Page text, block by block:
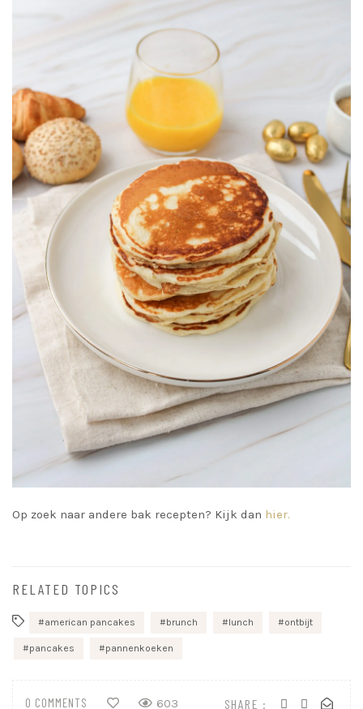
Op zoek naar andere bak recepten? Kijk dan hier.
RELATED TOPICS
american pancakes brunch lunch ontbijt
pancakes pannenkoeken
SHARE :
0 COMMENTS 603